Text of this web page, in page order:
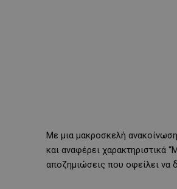
Με μια μακροσκελή
και αναφέρει χαρακτηριστικά
αποζημιώσεις που οφείλει να